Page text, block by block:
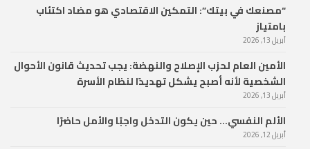
“مصنعك في بيتك”: التمكين الاقتصادي هو مضاد اكتئاب
بامتياز
أبريل 13, 2026
الأمين العام لحزب الإصلاح والنهضة: يجب تحديث قانون الأحوال
الشخصية لأنه أصبح يشكل تهديدًا لنظام الأسرة
أبريل 13, 2026
الألم النفسي… حين يكون التدخل واجبًا والأمل حاضرًا
أبريل 12, 2026